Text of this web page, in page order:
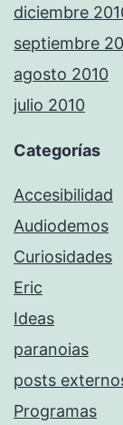
diciembre
septiembre
agosto 2010
julio 2010
Categorías
Accesibilidad
Audiodemos
Curiosidades
Eric
Ideas
paranoias
posts
Programas